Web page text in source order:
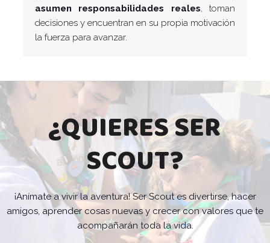
asumen responsabilidades reales, toman
decisiones y encuentran en su propia motivación
la fuerza para avanzar.
¿QUIERES SER
SCOUT?
¡Anímate a vivir la aventura! Ser Scout es divertirse, hacer
amigos, aprender cosas nuevas y crecer con valores que te
acompañarán toda la vida.